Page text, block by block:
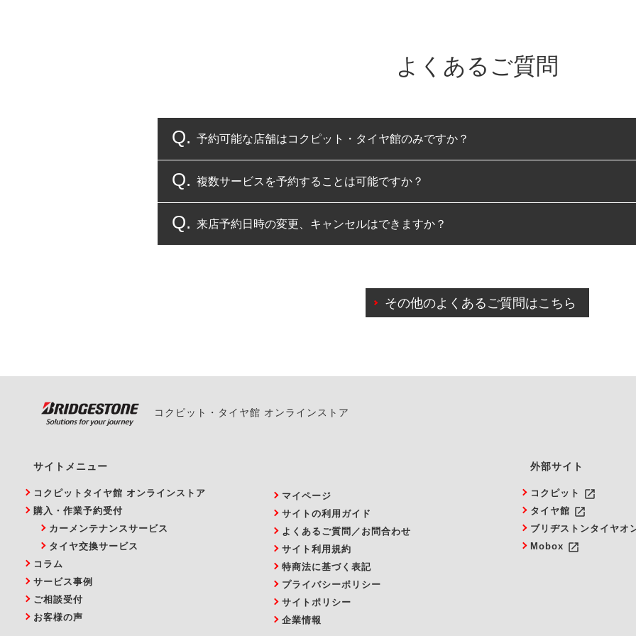
よくあるご質問
予約可能な店舗はコクピット・タイヤ館のみですか？
コクピット・タイヤ館のみとなります。
複数サービスを予約することは可能ですか？
複数サービスのご予約は可能です。
来店予約日時の変更、キャンセルはできますか？
また、やむを得ない事由によりご予約のキャンセルをご希望の際は、直接ご予約いた
その他のよくあるご質問はこちら
コクピット・タイヤ館 オンラインストア
サイトメニュー
コクピットタイヤ館 オンラインストア
購入・作業予約受付
カーメンテナンスサービス
タイヤ交換サービス
コラム
サービス事例
ご相談受付
お客様の声
マイページ
サイトの利用ガイド
よくあるご質問／お問合わせ
サイト利用規約
特商法に基づく表記
プライバシーポリシー
サイトポリシー
企業情報
外部サイト
コクピット launch
タイヤ館 launch
ブリヂストンタイヤオ
Mobox launch